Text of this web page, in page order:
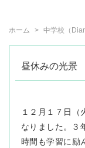
ホーム 中学校（
昼休みの光景
１２月１７日（
なりました。３
時間も学習に励